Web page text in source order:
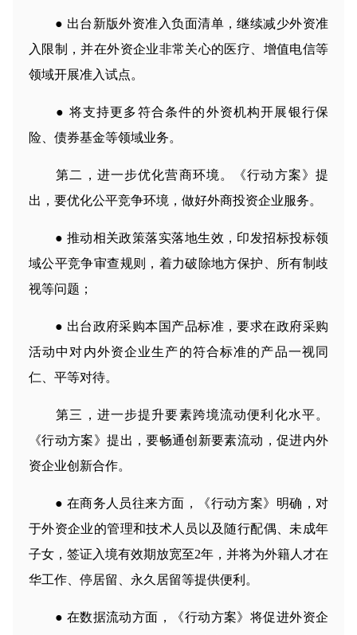
● 出台新版外资准入负面清单，继续减少外资准
入限制，并在外资企业非常关心的医疗、增值电信等
领域开展准入试点。
● 将支持更多符合条件的外资机构开展银行保
险、债券基金等领域业务。
第二，进一步优化营商环境。《行动方案》提
出，要优化公平竞争环境，做好外商投资企业服务。
● 推动相关政策落实落地生效，印发招标投标领
域公平竞争审查规则，着力破除地方保护、所有制歧
视等问题；
● 出台政府采购本国产品标准，要求在政府采购
活动中对内外资企业生产的符合标准的产品一视同
仁、平等对待。
第三，进一步提升要素跨境流动便利化水平。
《行动方案》提出，要畅通创新要素流动，促进内外
资企业创新合作。
● 在商务人员往来方面，《行动方案》明确，对
于外资企业的管理和技术人员以及随行配偶、未成年
子女，签证入境有效期放宽至2年，并将为外籍人才在
华工作、停居留、永久居留等提供便利。
● 在数据流动方面，《行动方案》将促进外资企